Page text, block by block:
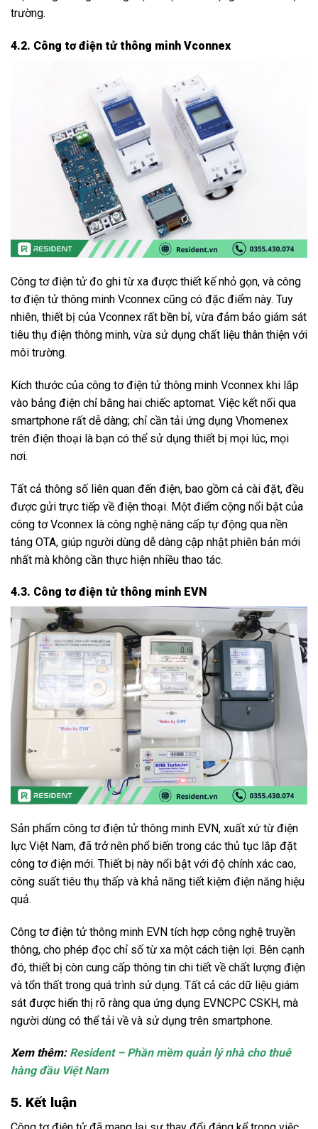
trường.
4.2. Công tơ điện tử thông minh Vconnex
Công tơ điện tử đo ghi từ xa được thiết kế nhỏ gọn, và công
tơ điện tử thông minh Vconnex cũng có đặc điểm này. Tuy
nhiên, thiết bị của Vconnex rất bền bỉ, vừa đảm bảo giám sát
tiêu thụ điện thông minh, vừa sử dụng chất liệu thân thiện với
môi trường.
Kích thước của công tơ điện tử thông minh Vconnex khi lắp
vào bảng điện chỉ bằng hai chiếc aptomat. Việc kết nối qua
smartphone rất dễ dàng; chỉ cần tải ứng dụng Vhomenex
trên điện thoại là bạn có thể sử dụng thiết bị mọi lúc, mọi
nơi.
Tất cả thông số liên quan đến điện, bao gồm cả cài đặt, đều
được gửi trực tiếp về điện thoại. Một điểm cộng nổi bật của
công tơ Vconnex là công nghệ nâng cấp tự động qua nền
tảng OTA, giúp người dùng dễ dàng cập nhật phiên bản mới
nhất mà không cần thực hiện nhiều thao tác.
4.3. Công tơ điện tử thông minh EVN
Sản phẩm công tơ điện tử thông minh EVN, xuất xứ từ điện
lực Việt Nam, đã trở nên phổ biến trong các thủ tục lắp đặt
công tơ điện mới. Thiết bị này nổi bật với độ chính xác cao,
công suất tiêu thụ thấp và khả năng tiết kiệm điện năng hiệu
quả.
Công tơ điện tử thông minh EVN tích hợp công nghệ truyền
thông, cho phép đọc chỉ số từ xa một cách tiện lợi. Bên cạnh
đó, thiết bị còn cung cấp thông tin chi tiết về chất lượng điện
và tổn thất trong quá trình sử dụng. Tất cả các dữ liệu giám
sát được hiển thị rõ ràng qua ứng dụng EVNCPC CSKH, mà
người dùng có thể tải về và sử dụng trên smartphone.
Xem thêm: Resident – Phần mềm quản lý nhà cho thuê
hàng đầu Việt Nam
5. Kết luận